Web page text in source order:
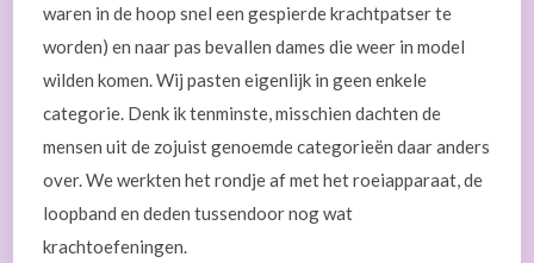
waren in de hoop snel een gespierde krachtpatser te
worden) en naar pas bevallen dames die weer in model
wilden komen. Wij pasten eigenlijk in geen enkele
categorie. Denk ik tenminste, misschien dachten de
mensen uit de zojuist genoemde categorieën daar anders
over. We werkten het rondje af met het roeiapparaat, de
loopband en deden tussendoor nog wat
krachtoefeningen.